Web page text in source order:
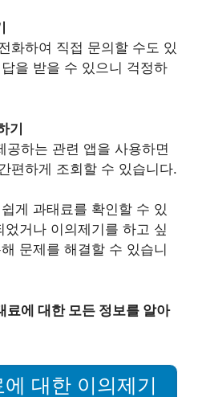
화하여 직접 문의할 수도 있
을 받을 수 있으니 걱정하
기
공하는 관련 앱을 사용하면
편하게 조회할 수 있습니다.
게 과태료를 확인할 수 있
거나 이의제기를 하고 싶
문제를 해결할 수 있습니
료에 대한 모든 정보를 알아
대한 이의제기